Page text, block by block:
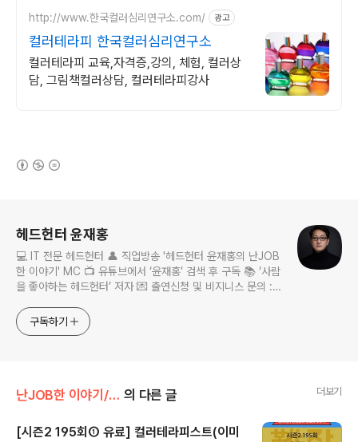
http://www.한국컬러심리연구소.com/ 광고
컬러테라피 한국컬러심리연구소
컬러테라피 교육,자격증,강의, 체험, 컬러상
담, 그림책컬러상담, 컬러테라피강사
헤드헌터 윤재홍
💻 IT 전문 헤드헌터 👤 직업방송 '헤드헌터 윤재홍의 난JOB
한 이야기' MC 📺 유튜브에서 ‘윤재홍’ 검색 후 구독 📚 ‘사람
을 좋아하는 헤드헌터’ 저자 💌 출연신청 및 비지니스 문의 :
구독하기
난JOB한 이야기/인터뷰 보기 의 다른 글 더보기
[시즌2 195회① 유료] 컬러테라피스트(이미